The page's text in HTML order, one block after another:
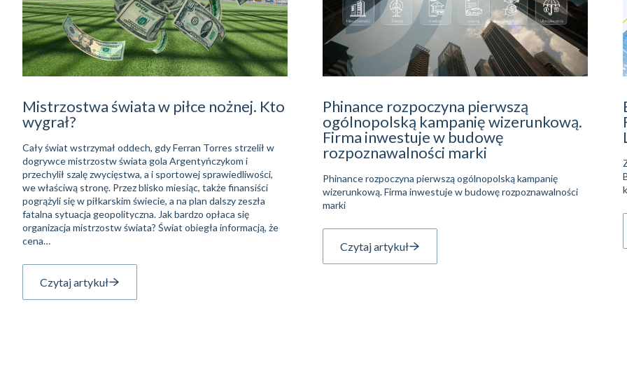
Mistrzostwa świata w piłce nożnej. Kto
wygrał?
Cały świat wstrzymał oddech, gdy Ferran Torres strzelił w
dogrywce mistrzostw świata gola Argentyńczykom i
przechylił szalę zwycięstwa, a i sportowej sprawiedliwości,
we właściwą stronę. Przez blisko miesiąc, także finansiści
pogrążyli się w piłkarskim świecie, a na plan dalszy zeszła
fatalna sytuacja geopolityczna. Jak bardzo opłaca się
organizacja mistrzostw świata? Świat obiegła informacją, że
cena…
Czytaj artykuł
Phinance rozpoczyna pierwszą
ogólnopolską kampanię wizerunkową.
Firma inwestuje w budowę
rozpoznawalności marki
Phinance rozpoczyna pierwszą ogólnopolską kampanię
wizerunkową. Firma inwestuje w budowę rozpoznawalności
marki
Czytaj artykuł